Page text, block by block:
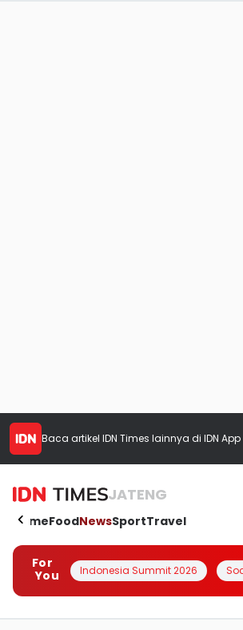
Baca artikel IDN Times lainnya di IDN App
JATENG
HomeFoodNewsSportTravel
For
You
Indonesia Summit 2026